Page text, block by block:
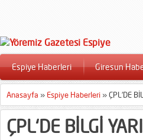
Espiye Haberleri Giresun
Anasayfa » Espiye Haberleri »ÇPL‘DE
ÇPL‘DE BİLGİ